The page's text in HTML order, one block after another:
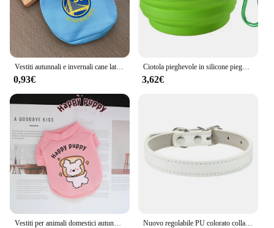
Vestiti autunnali e invernali cane latte seta con cappello di velluto Pullover maglione gatto e cane cinturino tirando corda fibbia ad anello abbigliamento Spo
0,93€
Ciotola pieghevole in silicone pieghevole per animali domestici di grandi dimensioni da 1000 ml Ciotola per alimenti per cuccioli portatile da viaggio all'aperto
3,62€
Vestiti per animali domestici autunnali e invernali, simpatico cartone animato per cani, girocollo, felpa con cappuccio e vestiti universali per cani gatto super carini in peluche Nuovo regolabile PU colorato collari per cani da compagnia gattino collare per gatti collare per cani piccolo chihuahua accessori guinzaglio per cani forniture